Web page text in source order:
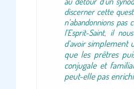
discerner cette
n’abandonnions
l’Esprit-Saint, il
d’avoirsimplement
que les prêtres
conjugale et
peut-elle pas